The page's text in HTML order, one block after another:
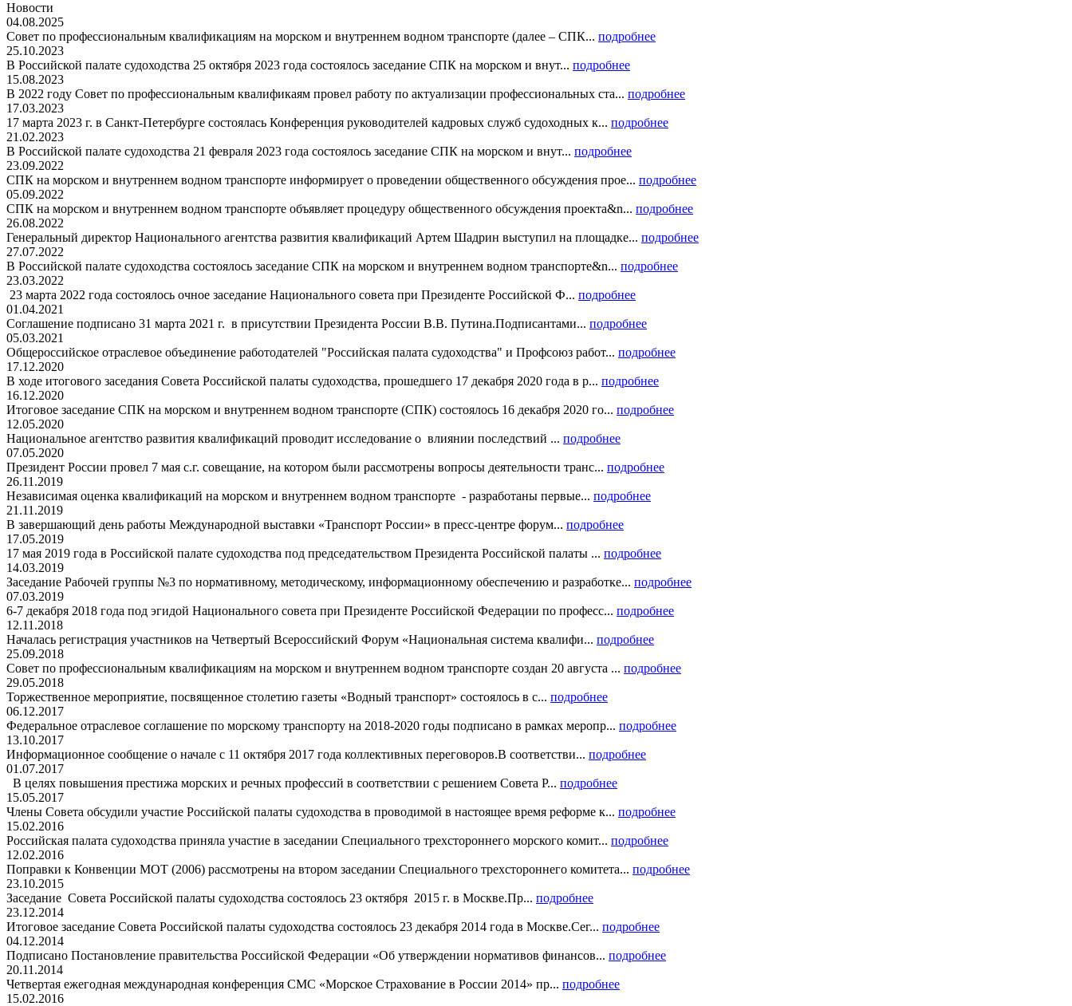
Новости
04.08.2025
Совет по профессиональным квалификациям на морском и внутреннем водном транспорте (далее – СПК... подробнее
25.10.2023
В Российской палате судоходства 25 октября 2023 года состоялось заседание СПК на морском и внут... подробнее
15.08.2023
В 2022 году Совет по профессиональным квалификаям провел работу по актуализации профессиональных ста... подробнее
17.03.2023
17 марта 2023 г. в Санкт-Петербурге состоялась Конференция руководителей кадровых служб судоходных к... подробнее
21.02.2023
В Российской палате судоходства 21 февраля 2023 года состоялось заседание СПК на морском и внут... подробнее
23.09.2022
СПК на морском и внутреннем водном транспорте информирует о проведении общественного обсуждения прое... подробнее
05.09.2022
СПК на морском и внутреннем водном транспорте объявляет процедуру общественного обсуждения проекта&n... подробнее
26.08.2022
Генеральный директор Национального агентства развития квалификаций Артем Шадрин выступил на площадке... подробнее
27.07.2022
В Российской палате судоходства состоялось заседание СПК на морском и внутреннем водном транспорте&n... подробнее
23.03.2022
23 марта 2022 года состоялось очное заседание Национального совета при Президенте Российской Ф... подробнее
01.04.2021
Соглашение подписано 31 марта 2021 г. в присутствии Президента России В.В. Путина.Подписантами... подробнее
05.03.2021
Общероссийское отраслевое объединение работодателей "Российская палата судоходства" и Профсоюз работ... подробнее
17.12.2020
В ходе итогового заседания Совета Российской палаты судоходства, прошедшего 17 декабря 2020 года в р... подробнее
16.12.2020
Итоговое заседание СПК на морском и внутреннем водном транспорте (СПК) состоялось 16 декабря 2020 го... подробнее
12.05.2020
Национальное агентство развития квалификаций проводит исследование о влиянии последствий ... подробнее
07.05.2020
Президент России провел 7 мая с.г. совещание, на котором были рассмотрены вопросы деятельности транс... подробнее
26.11.2019
Независимая оценка квалификаций на морском и внутреннем водном транспорте - разработаны первые... подробнее
21.11.2019
В завершающий день работы Международной выставки «Транспорт России» в пресс-центре форум... подробнее
17.05.2019
17 мая 2019 года в Российской палате судоходства под председательством Президента Российской палаты ... подробнее
14.03.2019
Заседание Рабочей группы №3 по нормативному, методическому, информационному обеспечению и разработке... подробнее
07.03.2019
6-7 декабря 2018 года под эгидой Национального совета при Президенте Российской Федерации по професс... подробнее
12.11.2018
Началась регистрация участников на Четвертый Всероссийский Форум «Национальная система квалифи... подробнее
25.09.2018
Совет по профессиональным квалификациям на морском и внутреннем водном транспорте создан 20 августа ... подробнее
29.05.2018
Торжественное мероприятие, посвященное столетию газеты «Водный транспорт» состоялось в с... подробнее
06.12.2017
Федеральное отраслевое соглашение по морскому транспорту на 2018-2020 годы подписано в рамках меропр... подробнее
13.10.2017
Информационное сообщение о начале с 11 октября 2017 года коллективных переговоров.В соответстви... подробнее
01.07.2017
В целях повышения престижа морских и речных профессий в соответствии с решением Совета Р... подробнее
15.05.2017
Члены Совета обсудили участие Российской палаты судоходства в проводимой в настоящее время реформе к... подробнее
15.02.2016
Российская палата судоходства приняла участие в заседании Специального трехстороннего морского комит... подробнее
12.02.2016
Поправки к Конвенции МОТ (2006) рассмотрены на втором заседании Специального трехстороннего комитета... подробнее
23.10.2015
Заседание Совета Российской палаты судоходства состоялось 23 октября 2015 г. в Москве.Пр... подробнее
23.12.2014
Итоговое заседание Совета Российской палаты судоходства состоялось 23 декабря 2014 года в Москве.Сег... подробнее
04.12.2014
Подписано Постановление правительства Российской Федерации «Об утверждении нормативов финансов... подробнее
20.11.2014
Четвертая ежегодная международная конференция СМС «Морское Страхование в России 2014» пр... подробнее
15.02.2016